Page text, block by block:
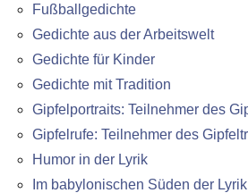
Fußballgedichte
Gedichte aus der Arbeitswelt
Gedichte für Kinder
Gedichte mit Tradition
Gipfelportraits: Teilnehmer des
Gipfelrufe: Teilnehmer des
Humor in der Lyrik
Im babylonischen Süden der Lyrik